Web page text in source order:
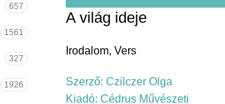
657
1561
327
1926
A világ ideje
Irodalom, Vers
Szerző: Czilczer Olga
Kiadó: Cédrus Művészeti